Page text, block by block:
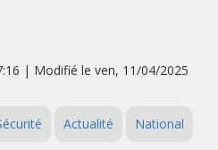
| Modifié le ven, 11/04/2025
Actualité National